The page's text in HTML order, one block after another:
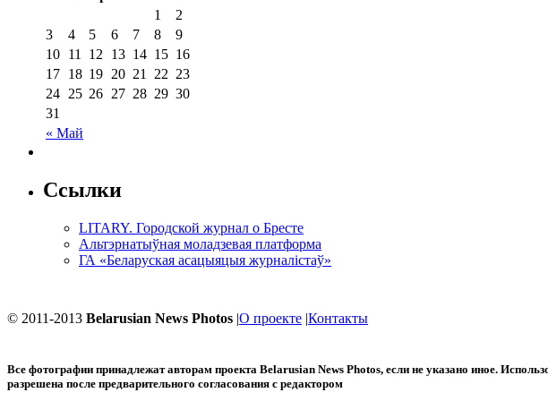
« Май
1
2
3
4 5 6 7 8
9
10 11 12 13 14 15 16
17 18 19 20 21 22 23
24 25 26 27 28 29 30
31
Ссылки
LITARY. Городской журнал о Бресте
Альтэрнатыўная моладзевая платформа
ГА «Беларуская асацыяцыя журналістаў»
© 2011-2013 Belarusian News Photos |О проекте |Контакты
Все фотографии принадлежат авторам проекта Belarusian News Photos, если не указано иное.
разрешена после предварительного согласования с редактором